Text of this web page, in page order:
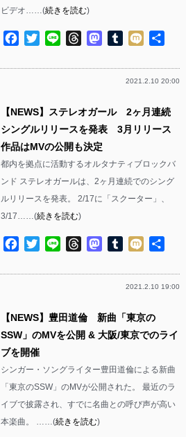
ビデオ……(続きを読む)
Facebook
TwitterLine ThreadsMastodon
Tumblr
Mixi
2021.2.10 20:00
【NEWS】ステレオガール 2ヶ月連続
シングルリリースを発表 3月リリース
作品はMVの公開も決定
都内を拠点に活動するオルタナティブロックバ
ンド ステレオガールは、2ヶ月連続でのシング
ルリリースを発表。 2/17に「スクーター」、
3/17……(続きを読む)
Facebook
TwitterLine ThreadsMastodon
Tumblr
Mixi
2021.2.10 19:00
【NEWS】豊田道倫 新曲「東京の
SSW」のMVを公開 & 大阪/東京でのライ
ブを開催
シンガー・ソングライター豊田道倫による新曲
「東京のSSW」のMVが公開された。 最近のラ
イブで披露され、すでに名曲との呼び声が高い
本楽曲。 ……(続きを読む)